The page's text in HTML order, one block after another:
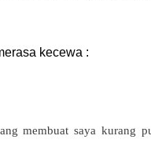
kecewa :
membuat saya kurang